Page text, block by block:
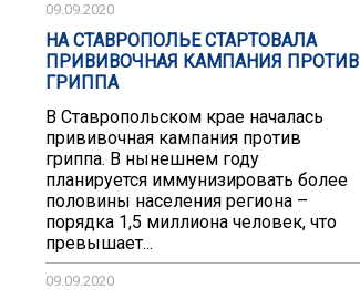
09.09.2020
НА СТАВРОПОЛЬЕ СТАРТОВАЛА
ПРИВИВОЧНАЯ КАМПАНИЯ ПРОТИВ
ГРИППА
В Ставропольском крае началась
прививочная кампания против
гриппа. В нынешнем году
планируется иммунизировать более
половины населения региона –
порядка 1,5 миллиона человек, что
превышает...
09.09.2020